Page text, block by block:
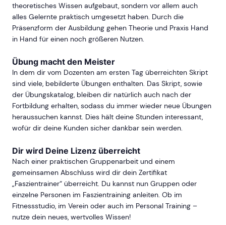
theoretisches Wissen aufgebaut, sondern vor allem auch
alles Gelernte praktisch umgesetzt haben. Durch die
Präsenzform der Ausbildung gehen Theorie und Praxis Hand
in Hand für einen noch größeren Nutzen.
Übung macht den Meister
In dem dir vom Dozenten am ersten Tag überreichten Skript
sind viele, bebilderte Übungen enthalten. Das Skript, sowie
der Übungskatalog, bleiben dir natürlich auch nach der
Fortbildung erhalten, sodass du immer wieder neue Übungen
heraussuchen kannst. Dies hält deine Stunden interessant,
wofür dir deine Kunden sicher dankbar sein werden.
Dir wird Deine Lizenz überreicht
Nach einer praktischen Gruppenarbeit und einem
gemeinsamen Abschluss wird dir dein Zertifikat
„Faszientrainer“ überreicht. Du kannst nun Gruppen oder
einzelne Personen im Faszientraining anleiten. Ob im
Fitnessstudio, im Verein oder auch im Personal Training –
nutze dein neues, wertvolles Wissen!